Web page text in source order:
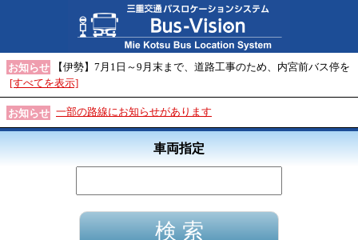
お知らせ
【伊勢】7月1日～9月末まで、道路工事のため、内宮前バス停を
[すべてを表示]
お知らせ 一部の路線にお知らせがあります
車両指定